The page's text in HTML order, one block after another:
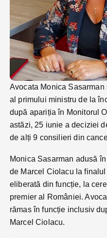
Avocata Monica
al primului ministru de la
după apariția în Monitorul
astăzi, 25 iunie a deciziei
de alți 9 consilieri din
Monica Sasarman adusă
de Marcel Ciolacu la
eliberată din funcție, la
premier al României.
rămas în funcție inclusiv
Marcel Ciolacu.